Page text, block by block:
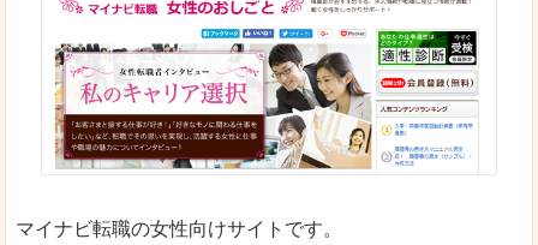
悪いところ
求人の掲載数が少ないです。
TOPページからこだわりや条件などをクイックに
はじめての転職や、転職活動において不安や心配
マイナビ転職の女性向けサイトです。